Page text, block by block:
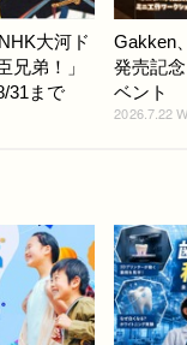
大河ド
兄弟！」
31まで
Gakken
発売記
ベント
2026.7.22